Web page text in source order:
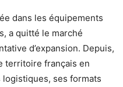
dans les équipements
a quitté le marché
d’expansion. Depuis,
territoire français en
ses formats